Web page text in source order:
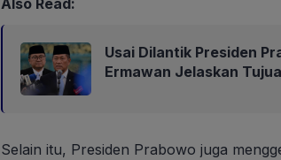
Also Read:
Usai Dilantik Presiden
Ermawan Jelaskan
Selain itu, Presiden Prabowo juga